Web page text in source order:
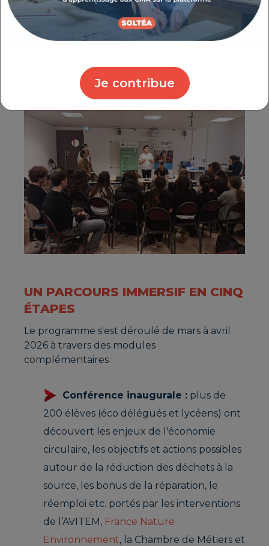
Je contribue
équipements à fort impact
environnemental, tout en leur faisant
découvrir
les acteurs économiques locaux
UN PARCOURS IMMERSIF EN CINQ
ÉTAPES
Le programme s'est déroulé de mars à avril
2026 à travers des modules
complémentaires :
Conférence inaugurale : plus de
200 élèves (éco délégués et lycéens) ont
découvert les enjeux de l'économie
circulaire, les objectifs et actions possibles
autour de la réduction des déchets à la
source, les bonus de la réparation, le
réemploi etc. portés par les interventions
de l’AVITEM, France Nature
Environnement, la Chambre de Métiers et